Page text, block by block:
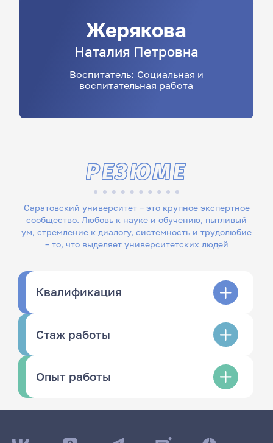
Жерякова
Наталия Петровна
Воспитатель: Социальная и
воспитательная работа
Саратовский университет – это крупное экспертное
сообщество. Любовь к науке и обучению, пытливый
ум, стремление к диалогу, системность и трудолюбие
– то, что выделяет университетских людей
РЕЗЮМЕ
Квалификация
Стаж работы
Опыт работы